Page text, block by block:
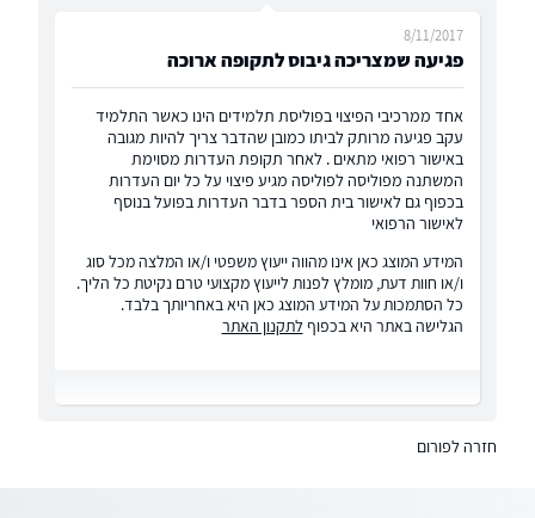
פגיעה שמצריכה גיבוס לתקופה ארוכה
8/11/2017
אחד ממרכיבי הפיצוי בפוליסת תלמידים הינו כאשר התלמיד
עקב פגיעה מרותק לביתו כמובן שהדבר צריך להיות מגובה
באישור רפואי מתאים . לאחר תקופת העדרות מסוימת
המשתנה מפוליסה לפוליסה מגיע פיצוי על כל יום העדרות
בכפוף גם לאישור בית הספר בדבר העדרות בפועל בנוסף
לאישור הרפואי
המידע המוצג כאן אינו מהווה ייעוץ משפטי ו/או המלצה מכל סוג
ו/או חוות דעת, מומלץ לפנות לייעוץ מקצועי טרם נקיטת כל הליך.
כל הסתמכות על המידע המוצג כאן היא באחריותך בלבד.
הגלישה באתר היא בכפוף לתקנון האתר
חזרה לפורום